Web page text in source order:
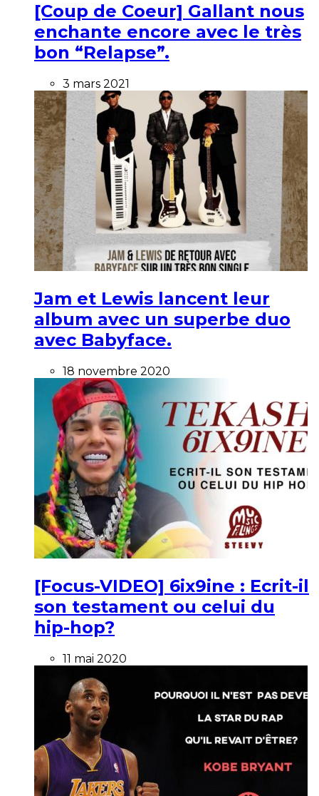
[Coup de Coeur] Gallant nous
enchante encore avec le très
bon “Relapse”.
3 mars 2021
Jam et Lewis lancent leur
album avec un superbe duo
avec Babyface.
18 novembre 2020
[Focus-VIDEO] 6ix9ine : Ecrit-il
son testament ou celui du
hip-hop?
11 mai 2020